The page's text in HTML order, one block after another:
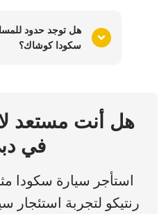
هل توجد حدود
سكودا كوشاك؟
هل أنت مستعد
في
استأجر سيارة سكودا
رنتيكو لتجربة